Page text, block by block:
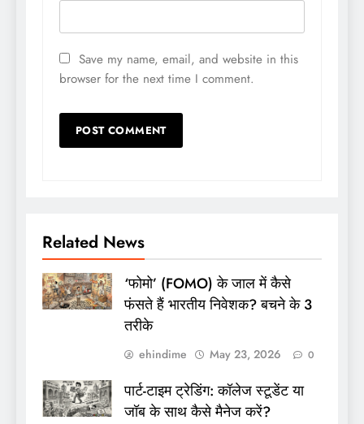
Save my name, email, and website in this
browser for the next time I comment.
Related News
‘फोमो’ (FOMO) के जाल में कैसे
फंसते हैं भारतीय निवेशक? बचने के 3
तरीके
ehindime May 23, 2026 0
पार्ट-टाइम ट्रेडिंग: कॉलेज स्टूडेंट या
जॉब के साथ कैसे मैनेज करें?